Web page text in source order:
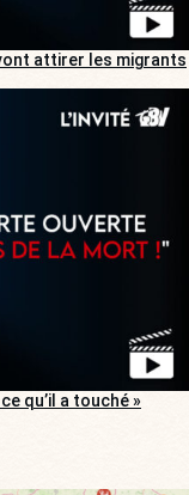
attirer les migrants
qu’il a touché »